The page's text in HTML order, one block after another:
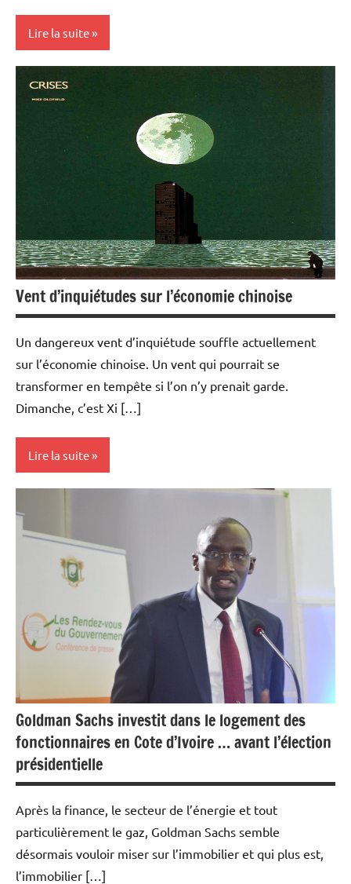
Lire la suite
Actualités
Banques/Assurances
Fiscalité
Foncier
Immobilier
Indicateurs
Vent d’inquiétudes sur l’économie chinoise
Un dangereux vent d’inquiétude souffle actuellement
sur l’économie chinoise. Un vent qui pourrait se
transformer en tempête si l’on n’y prenait garde.
Dimanche, c’est Xi […]
Lire la suite
Economie
Immobilier
Goldman Sachs investit dans le logement des
fonctionnaires en Cote d’Ivoire … avant l’élection
présidentielle
Après la finance, le secteur de l’énergie et tout
particulièrement le gaz, Goldman Sachs semble
désormais vouloir miser sur l’immobilier et qui plus est,
l’immobilier […]